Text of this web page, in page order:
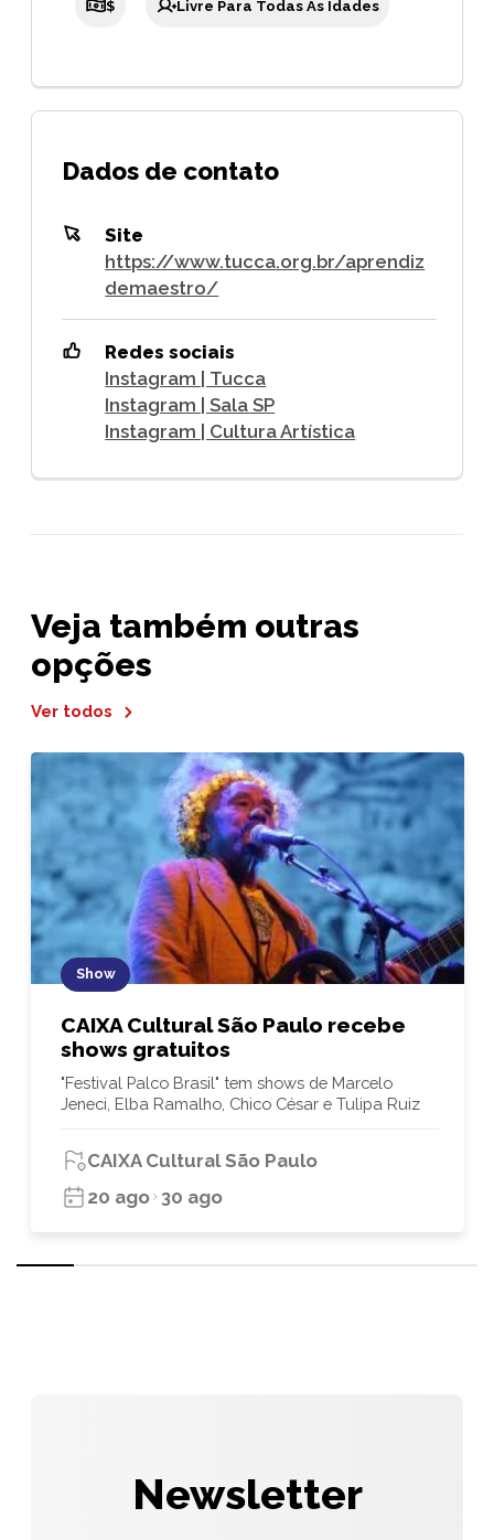
$ Livre Para Todas As Idades
Dados de contato
Site
https://www.tucca.org.br/aprendiz
demaestro/
Redes sociais
Instagram | Tucca
Instagram | Sala SP
Instagram | Cultura Artística
Veja também outras
opções
Ver todos
Show
CAIXA Cultural São Paulo recebe
shows gratuitos
"Festival Palco Brasil" tem shows de Marcelo
Jeneci, Elba Ramalho, Chico César e Tulipa Ruiz
CAIXA Cultural São Paulo
20 ago 30 ago
Newsletter